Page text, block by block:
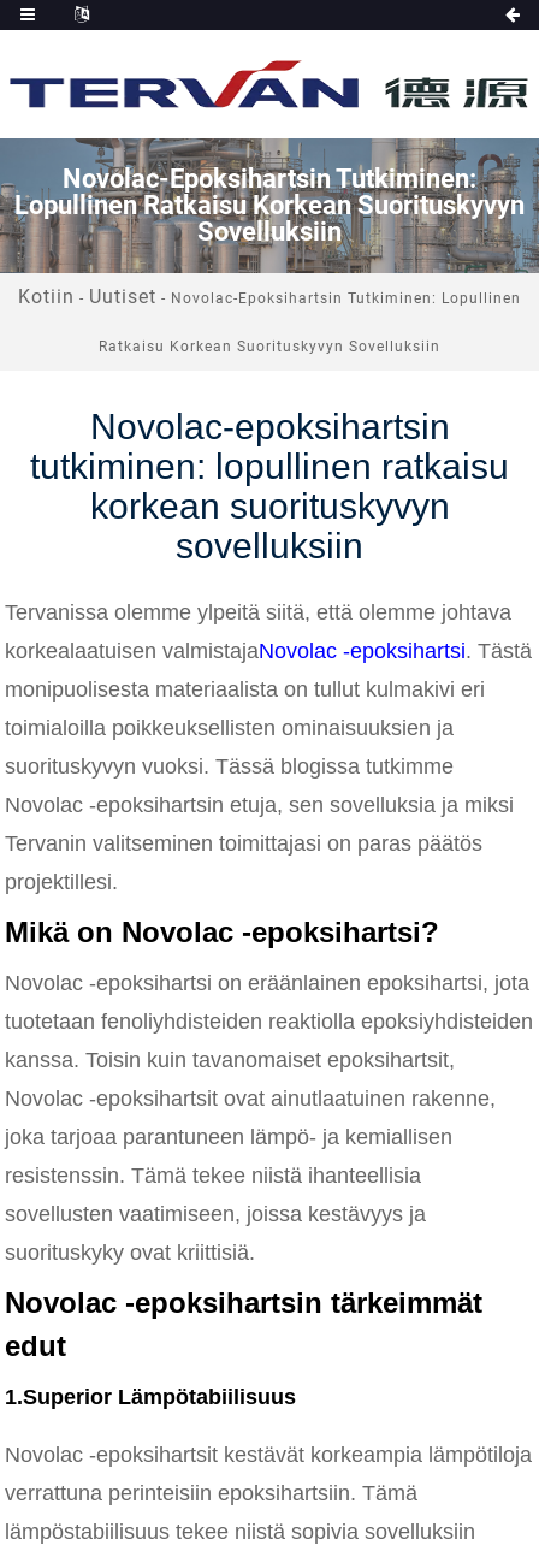
Novolac-Epoksihartsin Tutkiminen:
Lopullinen Ratkaisu Korkean Suorituskyvyn
Sovelluksiin
Kotiin - Uutiset - Novolac-Epoksihartsin Tutkiminen: Lopullinen
Ratkaisu Korkean Suorituskyvyn Sovelluksiin
Novolac-epoksihartsin
tutkiminen: lopullinen ratkaisu
korkean suorituskyvyn
sovelluksiin
Tervanissa olemme ylpeitä siitä, että olemme johtava
korkealaatuisen valmistajaNovolac -epoksihartsi. Tästä
monipuolisesta materiaalista on tullut kulmakivi eri
toimialoilla poikkeuksellisten ominaisuuksien ja
suorituskyvyn vuoksi. Tässä blogissa tutkimme
Novolac -epoksihartsin etuja, sen sovelluksia ja miksi
Tervanin valitseminen toimittajasi on paras päätös
projektillesi.
Mikä on Novolac -epoksihartsi?
Novolac -epoksihartsi on eräänlainen epoksihartsi, jota
tuotetaan fenoliyhdisteiden reaktiolla epoksiyhdisteiden
kanssa. Toisin kuin tavanomaiset epoksihartsit,
Novolac -epoksihartsit ovat ainutlaatuinen rakenne,
joka tarjoaa parantuneen lämpö- ja kemiallisen
resistenssin. Tämä tekee niistä ihanteellisia
sovellusten vaatimiseen, joissa kestävyys ja
suorituskyky ovat kriittisiä.
Novolac -epoksihartsin tärkeimmät
edut
1.Superior Lämpötabiilisuus
Novolac -epoksihartsit kestävät korkeampia lämpötiloja
verrattuna perinteisiin epoksihartsiin. Tämä
lämpöstabiilisuus tekee niistä sopivia sovelluksiin